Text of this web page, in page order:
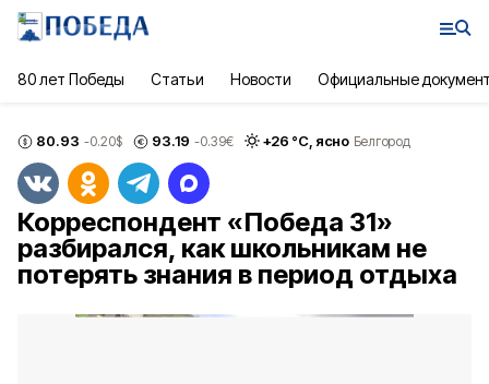
80 лет Победы Статьи Новости Официальные
80.93 -0.20$ 93.19 -0.39€ +26 °С, ясно Белгород
Корреспондент «Победа 31»
разбирался, как школьникам не
потерять знания в период отдыха